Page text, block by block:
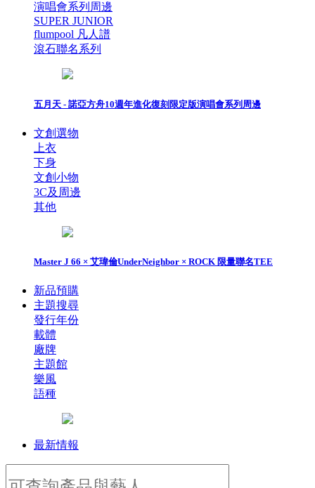
演唱會系列周邊
SUPER JUNIOR
flumpool 凡人譜
滾石聯名系列
五月天 - 諾亞方舟10週年進化復刻限定版演唱會系列周邊
文創選物
上衣
下身
文創小物
3C及周邊
其他
Master J 66 × 艾瑋倫UnderNeighbor × ROCK 限量聯名TEE
新品預購
主題搜尋
發行年份
載體
廠牌
主題館
樂風
語種
最新情報